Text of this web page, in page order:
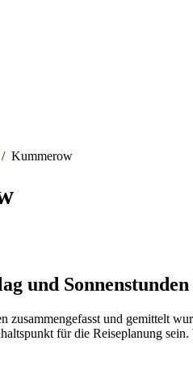
/ Kummerow
und Sonnenstunden
zusammengefasst und gemittelt
für die Reiseplanung sein.